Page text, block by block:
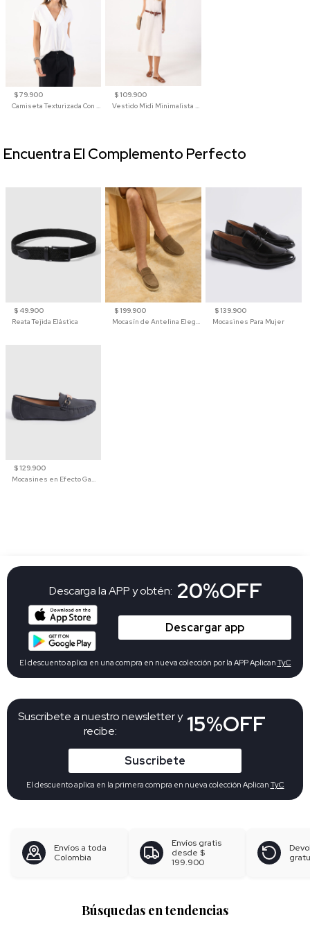
$ 79.900
$ 109.900
$ 49.900
Reata Tejida Elástica
$ 199.900
Mocasín de Antelina Elegante con Suela de Contraste Para Hombre
$ 139.900
Mocasines Para Mujer
$ 129.900
Mocasines en Efecto Gamuzado Para Mujer
Encuentra El Complemento Perfecto
Suscribete a nuestro newsletter y
recibe:
15%OFF
Suscribete
El descuento aplica en la primera compra en nueva colección Aplican TyC
Descarga la APP y obtén: 20%OFF
Descargar app
El descuento aplica en una compra en nueva colección por la APP Aplican TyC
Envíos a toda
Colombia
Envíos gratis
desde $
199.900
Búsquedas en tendencias